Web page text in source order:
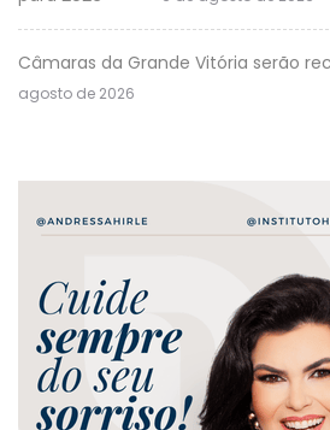
Câmaras da Grande Vitória serão
agosto de 2026